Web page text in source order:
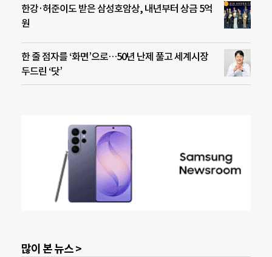
한강·허준이도 받은 삼성호암상, 내년부터 상금 5억
원
한 줄 점자를 ‘화면’으로…50년 난제 풀고 세계시장
두드린 ‘닷’
많이 본 뉴스 >